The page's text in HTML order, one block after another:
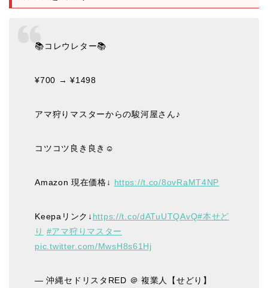
📚コレウレター📚
¥700 → ¥1498
アマ狩りマスターからの駿河屋さん♪
コツコツ良き良き☺️
Amazon 現在価格↓ https://t.co/8ovRaMT4NP
Keepaリンク↓ https://t.co/dATuUTQAvQ#本せど
り #アマ狩りマスター
pic.twitter.com/MwsH8s61Hj
— 沖縄セドリスタRED ＠ 複業人【せどり】